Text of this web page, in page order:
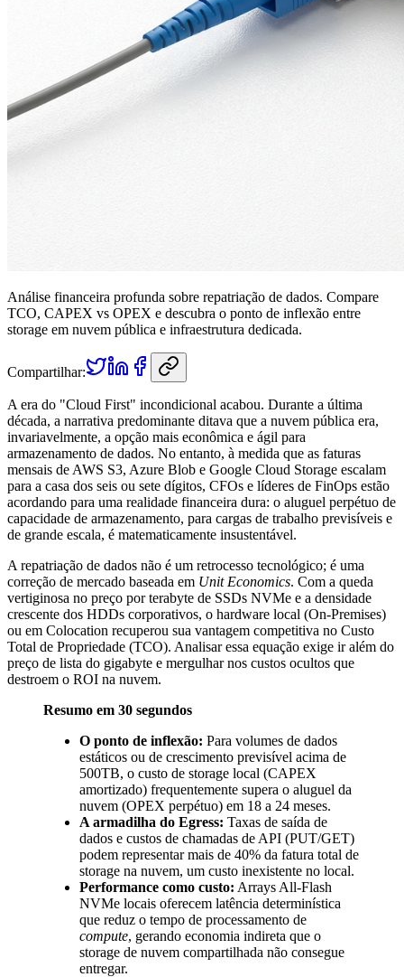
Análise financeira profunda sobre repatriação de dados. Compare
TCO, CAPEX vs OPEX e descubra o ponto de inflexão entre
storage em nuvem pública e infraestrutura dedicada.
Compartilhar:
A era do "Cloud First" incondicional acabou. Durante a última
década, a narrativa predominante ditava que a nuvem pública era,
invariavelmente, a opção mais econômica e ágil para
armazenamento de dados. No entanto, à medida que as faturas
mensais de AWS S3, Azure Blob e Google Cloud Storage escalam
para a casa dos seis ou sete dígitos, CFOs e líderes de FinOps estão
acordando para uma realidade financeira dura: o aluguel perpétuo de
capacidade de armazenamento, para cargas de trabalho previsíveis e
de grande escala, é matematicamente insustentável.
A repatriação de dados não é um retrocesso tecnológico; é uma
correção de mercado baseada em Unit Economics. Com a queda
vertiginosa no preço por terabyte de SSDs NVMe e a densidade
crescente dos HDDs corporativos, o hardware local (On-Premises)
ou em Colocation recuperou sua vantagem competitiva no Custo
Total de Propriedade (TCO). Analisar essa equação exige ir além do
preço de lista do gigabyte e mergulhar nos custos ocultos que
destroem o ROI na nuvem.
Resumo em 30 segundos
O ponto de inflexão: Para volumes de dados
estáticos ou de crescimento previsível acima de
500TB, o custo de storage local (CAPEX
amortizado) frequentemente supera o aluguel da
nuvem (OPEX perpétuo) em 18 a 24 meses.
A armadilha do Egress: Taxas de saída de
dados e custos de chamadas de API (PUT/GET)
podem representar mais de 40% da fatura total de
storage na nuvem, um custo inexistente no local.
Performance como custo: Arrays All-Flash
NVMe locais oferecem latência determinística
que reduz o tempo de processamento de
compute, gerando economia indireta que o
storage de nuvem compartilhada não consegue
entregar.